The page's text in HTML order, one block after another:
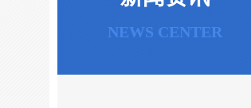
NEWS CENTER